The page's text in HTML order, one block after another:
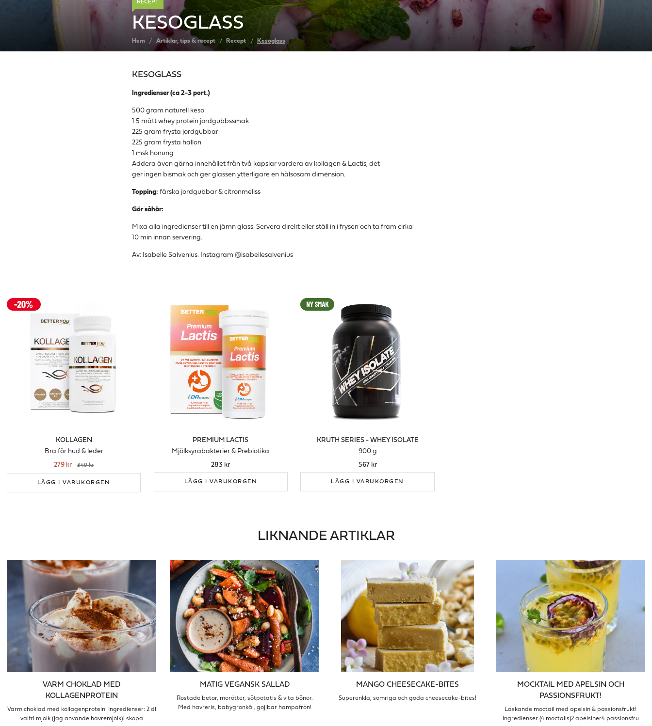
RECEPT
KESOGLASS
Hem Artiklar, tips & recept Recept Kesoglass
KESOGLASS
Ingredienser (ca 2-3 port.)
500 gram naturell keso
1.5 mått whey protein jordgubbssmak
225 gram frysta jordgubbar
225 gram frysta hallon
1 msk honung
Addera även gärna innehållet från två kapslar vardera av kollagen & Lactis, det
ger ingen bismak och ger glassen ytterligare en hälsosam dimension.
Topping: färska jordgubbar & citronmeliss
Gör såhär:
Mixa alla ingredienser till en jämn glass. Servera direkt eller ställ in i frysen och ta fram cirka
10 min innan servering.
Av: Isabelle Salvenius. Instagram @isabellesalvenius
KOLLAGEN
Bra för hud & leder
279 kr
349 kr
LÄGG I VARUKORGEN
PREMIUM LACTIS
Mjölksyrabakterier & Prebiotika
283 kr
LÄGG I VARUKORGEN
KRUTH SERIES - WHEY ISOLATE
900 g
567 kr
LÄGG I VARUKORGEN
LIKNANDE ARTIKLAR
VARM CHOKLAD MED
KOLLAGENPROTEIN
Varm choklad med kollagenprotein: Ingredienser: 2 dl
valfri mjölk (jag använde havremjölk)1 skopa
MATIG VEGANSK SALLAD
Rostade betor, morötter, sötpotatis & vita bönor.
Med havreris, babygrönkål, gojibär hampafrön!
MANGO CHEESECAKE-BITES
Superenkla, somriga och goda cheesecake-bites!
MOCKTAIL MED APELSIN OCH
PASSIONSFRUKT!
Läskande moctail med apelsin & passionsfrukt!
Ingredienser (4 moctails)2 apelsiner4 passionsfru